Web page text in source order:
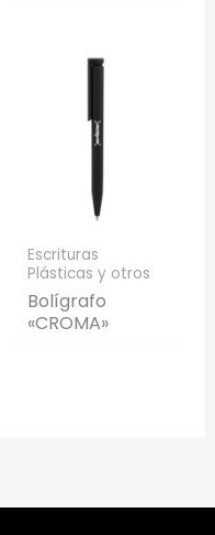
Escrituras
Plásticas y otros
Bolígrafo
«CROMA»